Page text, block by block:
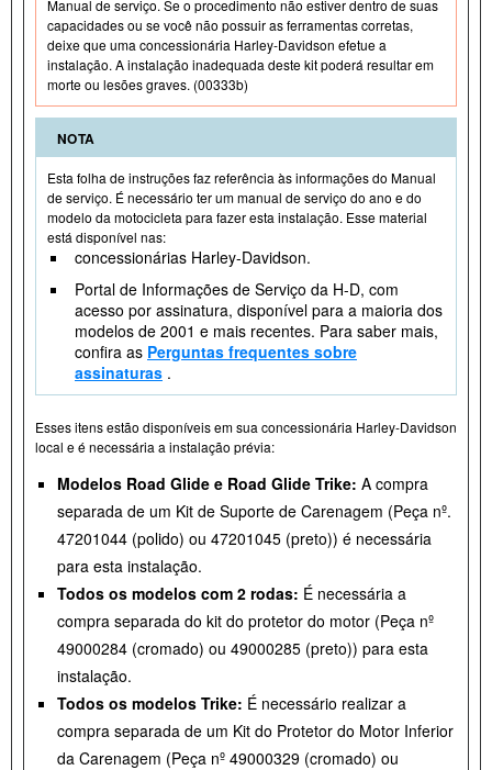
Manual de serviço. Se o procedimento não estiver dentro de suas
capacidades ou se você não possuir as ferramentas corretas,
deixe que uma concessionária Harley-Davidson efetue a
instalação. A instalação inadequada deste kit poderá resultar em
morte ou lesões graves. (00333b)
NOTA
Esta folha de instruções faz referência às informações do Manual
de serviço. É necessário ter um manual de serviço do ano e do
modelo da motocicleta para fazer esta instalação. Esse material
está disponível nas:
concessionárias Harley-Davidson.
Portal de Informações de Serviço da H-D, com
acesso por assinatura, disponível para a maioria dos
modelos de 2001 e mais recentes. Para saber mais,
confira as Perguntas frequentes sobre
assinaturas .
Esses itens estão disponíveis em sua concessionária Harley-Davidson
local e é necessária a instalação prévia:
Modelos Road Glide e Road Glide Trike: A compra
separada de um Kit de Suporte de Carenagem (Peça nº.
47201044 (polido) ou 47201045 (preto)) é necessária
para esta instalação.
Todos os modelos com 2 rodas: É necessária a
compra separada do kit do protetor do motor (Peça nº
49000284 (cromado) ou 49000285 (preto)) para esta
instalação.
Todos os modelos Trike: É necessário realizar a
compra separada de um Kit do Protetor do Motor Inferior
da Carenagem (Peça nº 49000329 (cromado) ou